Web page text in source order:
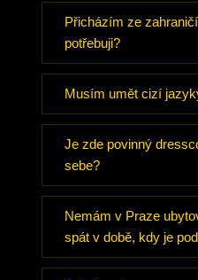
Přicházím ze
potřebuji?
Musím umět cizí
Je zde povinný
sebe?
Nemám v Praze
spát v době, kdy je